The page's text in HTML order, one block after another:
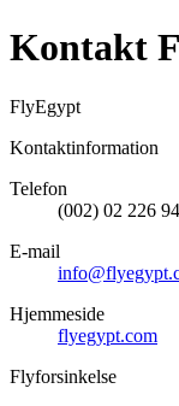
Kontakt
FlyEgypt
Kontaktinformation
Telefon
(002) 02 226
E-mail
Hjemmeside
flyegypt.com
Flyforsinkelse